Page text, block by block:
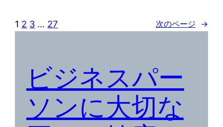
1 2 3 … 27 次のページ →
ビジネスパー
ソンに大切な